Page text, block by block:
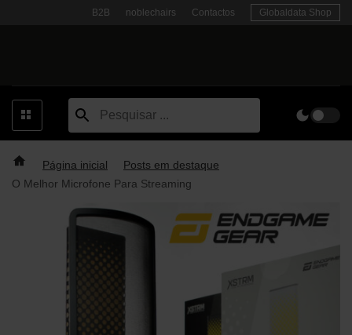
B2B noblechairs Contactos Globaldata Shop
Página inicial
Posts em destaque
O Melhor Microfone Para Streaming